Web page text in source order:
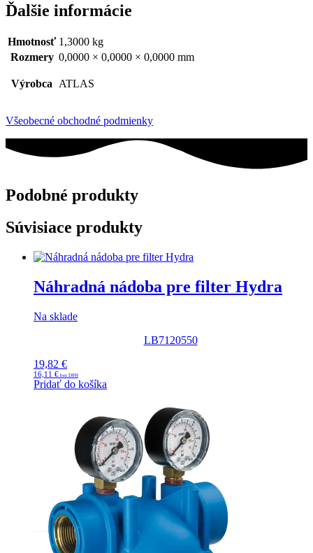
Ďalšie informácie
Hmotnosť 1,3000 kg
Rozmery 0,0000 × 0,0000 × 0,0000 mm
Výrobca ATLAS
Všeobecné obchodné podmienky
Podobné produkty
Súvisiace produkty
Náhradná nádoba pre filter Hydra
Na sklade
LB7120550
19,82 €
16,11 €
Pridať do košíka